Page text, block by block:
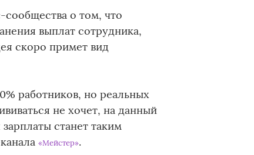
о том, что
выплат сотрудника,
скоро примет вид
работников, но реальных
не хочет, на данный
станет таким
«Мейстер».